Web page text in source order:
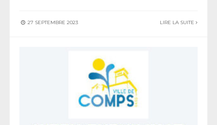
27 SEPTEMBRE 2023 LIRE LA SUITE